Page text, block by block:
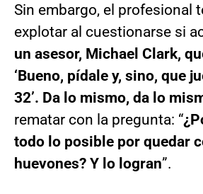
Sin embargo, el profesional
explotar al cuestionarse si
un asesor, Michael Clark,
‘Bueno, pídale y, sino, que
32’. Da lo mismo, da lo
rematar con la pregunta: “
todo lo posible por quedar
huevones? Y lo logran”.